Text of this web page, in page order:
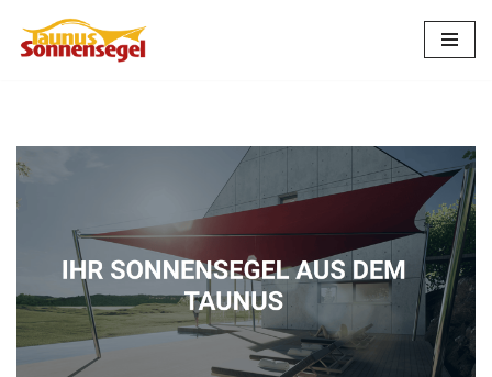
Zum